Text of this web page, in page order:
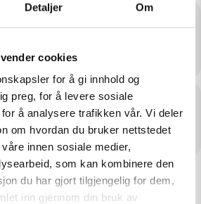
Detaljer Om
cookies
for å gi innhold og
preg, for å levere sosiale
å analysere trafikken vår. Vi deler
om hvordan du bruker nettstedet
innen sosiale medier,
som kan kombinere den
du har gjort tilgjengelig for dem,
inn gjennom din bruk av